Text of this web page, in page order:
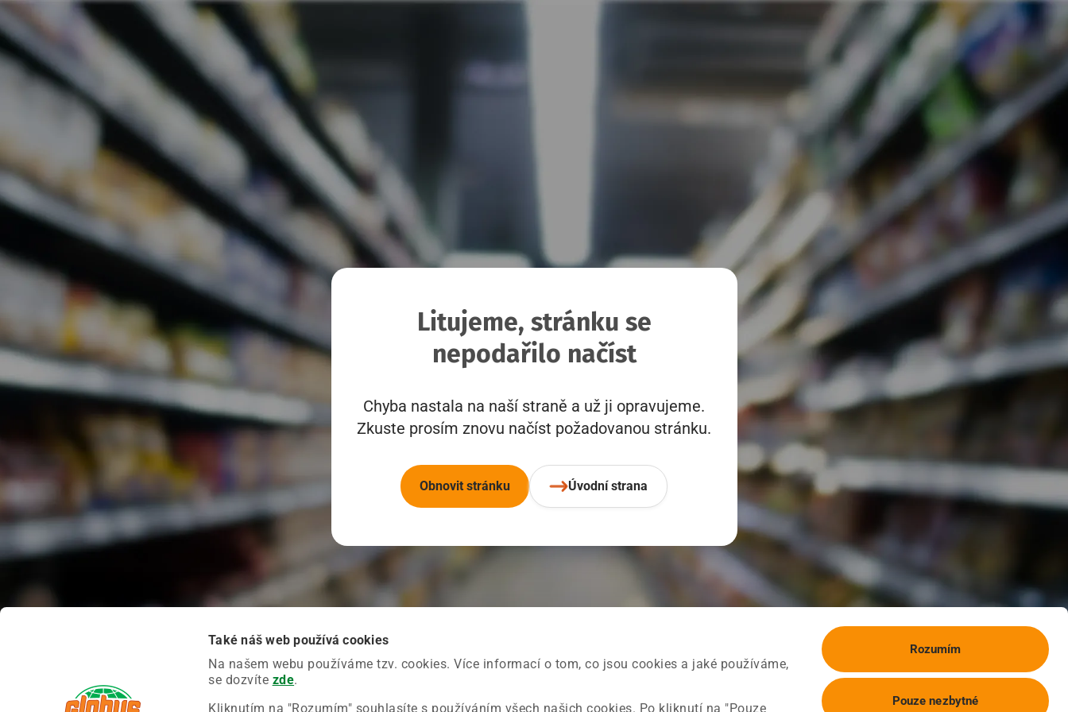
Také náš web používá cookies
Na našem webu používáme tzv. cookies. Více informací o tom, co jsou cookies a jaké používáme,
se dozvíte zde.
Kliknutím na "Rozumím" souhlasíte s používáním všech našich cookies. Po kliknutí na "Pouze
Rozumím
Pouze nezbytné
Litujeme, stránku se
nepodařilo načíst
Chyba nastala na naší straně a už ji opravujeme.
Zkuste prosím znovu načíst požadovanou stránku.
Obnovit stránku Úvodní strana